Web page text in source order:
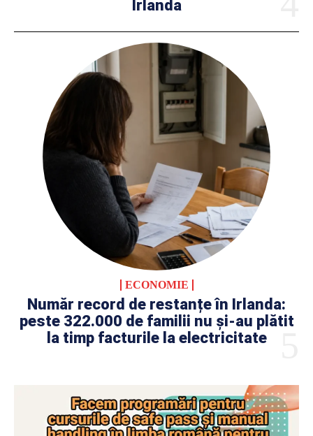
Irlanda
ECONOMIE
Număr record de restanțe în Irlanda:
peste 322.000 de familii nu și-au plătit
la timp facturile la electricitate